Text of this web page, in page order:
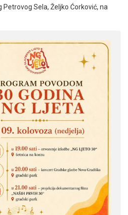
Sela, Željko Ćorković, na